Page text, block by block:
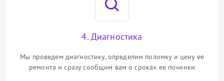
4. Диагностика
Мы проведем диагностику, определим поломку и цену ее
ремонта и сразу сообщим вам о сроках ее починки